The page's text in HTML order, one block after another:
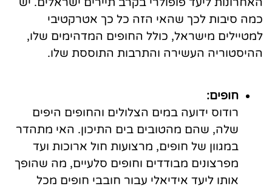
כמה סיבות לכך שהאי הזה כל כך אטרקטיבי
למטיילים מישראל, כולל החופים המדהימים שלו,
ההיסטוריה העשירה והתרבות התוססת שלו.
חופים:
רודוס ידועה במים הצלולים והחופים היפים
שלה, שהם מהטובים בים התיכון. האי מתהדר
במגוון של חופים, מרצועות חול ארוכות ועד
מפרצונים מבודדים וחופים סלעיים, מה שהופך
אותו ליעד אידיאלי עבור חובבי חופים מכל